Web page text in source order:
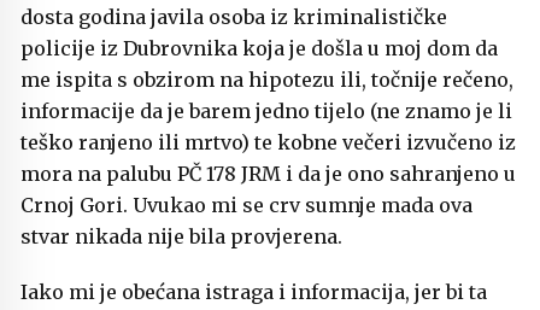
dosta godina javila osoba iz kriminalističke
policije iz Dubrovnika koja je došla u moj dom da
me ispita s obzirom na hipotezu ili, točnije rečeno,
informacije da je barem jedno tijelo (ne znamo je li
teško ranjeno ili mrtvo) te kobne večeri izvučeno iz
mora na palubu PČ 178 JRM i da je ono sahranjeno u
Crnoj Gori. Uvukao mi se crv sumnje mada ova
stvar nikada nije bila provjerena.
Iako mi je obećana istraga i informacija, jer bi ta